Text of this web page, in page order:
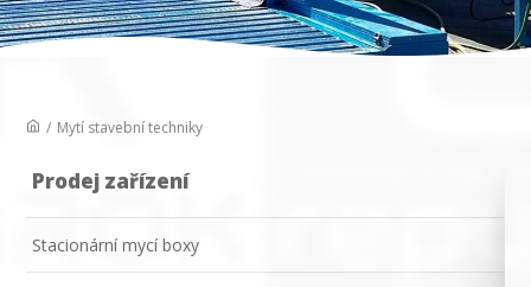
/ Mytí stavební techniky
Prodej zařízení
Stacionární mycí boxy